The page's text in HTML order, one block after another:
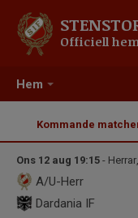
Hem
Officiell
Kommande
Ons 12 aug 19:15 -
A/U-Herr
Dardania IF